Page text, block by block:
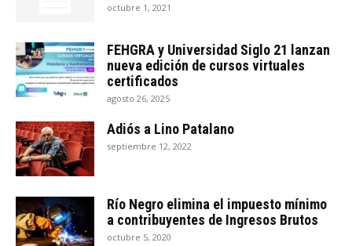
octubre 1, 2021
FEHGRA y Universidad Siglo 21 lanzan
nueva edición de cursos virtuales
certificados
agosto 26, 2025
Adiós a Lino Patalano
septiembre 12, 2022
Río Negro elimina el impuesto mínimo
a contribuyentes de Ingresos Brutos
octubre 5, 2020